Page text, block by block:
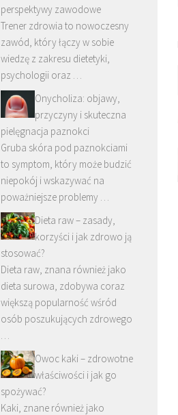
perspektywy zawodowe
Trener zdrowia to nowoczesny
zawód, który łączy w sobie
wiedzę z zakresu dietetyki,
psychologii oraz …
Onycholiza: objawy,
przyczyny i skuteczna
pielęgnacja paznokci
Gruba skóra pod paznokciami
to symptom, który może budzić
niepokój i wskazywać na
poważniejsze problemy …
Dieta raw – zasady,
korzyści i jak zdrowo ją
stosować?
Dieta raw, znana również jako
dieta surowa, zdobywa coraz
większą popularność wśród
osób poszukujących zdrowego
…
Owoc kaki – zdrowotne
właściwości i jak go
spożywać?
Kaki, znane również jako